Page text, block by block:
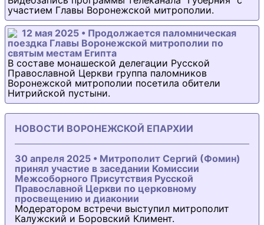
участием Главы Воронежской митрополии.
12 мая 2025 • Продолжается паломническая
поездка Главы Воронежской митрополии по
святым местам Египта
В составе монашеской делегации Русской
Православной Церкви группа паломников
Воронежской митрополии посетила обители
Нитрийской пустыни.
НОВОСТИ ВОРОНЕЖСКОЙ ЕПАРХИИ
30 апреля 2025 • Митрополит Сергий (Фомин)
принял участие в заседании Комиссии
Межсоборного Присутствия Русской
Православной Церкви по церковному
просвещению и диаконии
Модератором встречи выступил митрополит
Калужский и Боровский Климент.